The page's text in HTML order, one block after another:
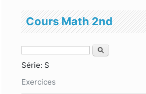
Cours Math 2nd
Formulaire de recherche
Rechercher
Série: S
Exercices